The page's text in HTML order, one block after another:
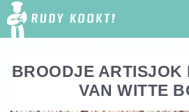
BROODJE ARTISJOK
VAN WITTE